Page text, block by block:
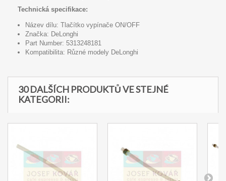
Technická specifikace:
Název dílu: Tlačítko vypínače ON/OFF
Značka: DeLonghi
Part Number: 5313248181
Kompatibilita: Různé modely DeLonghi
30 DALŠÍCH PRODUKTŮ VE STEJNÉ
KATEGORII: